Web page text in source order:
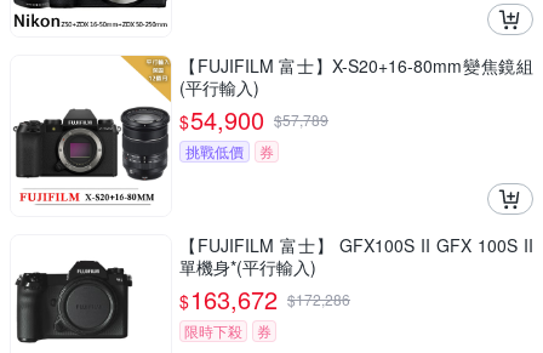
【FUJIFILM 富士】X-S20+16-80mm變焦鏡組
(平行輸入)
$54,900 $57,789
挑戰低價
券
【FUJIFILM 富士】 GFX100S II GFX 100S II
單機身*(平行輸入)
$163,672 $172,286
限時下殺
券